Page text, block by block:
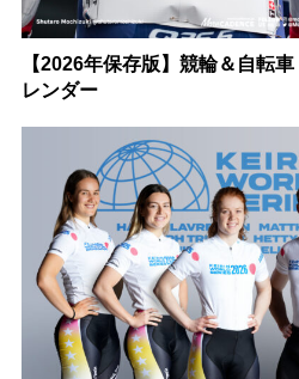
【2026年保存版】競輪＆自転
レンダー